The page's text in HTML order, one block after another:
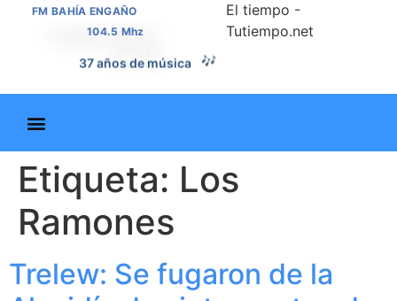
FM BAHÍA ENGAÑO
104.5 Mhz
37 años de música 🎶
El tiempo -
Tutiempo.net
Etiqueta: Los
Ramones
Trelew: Se fugaron de la